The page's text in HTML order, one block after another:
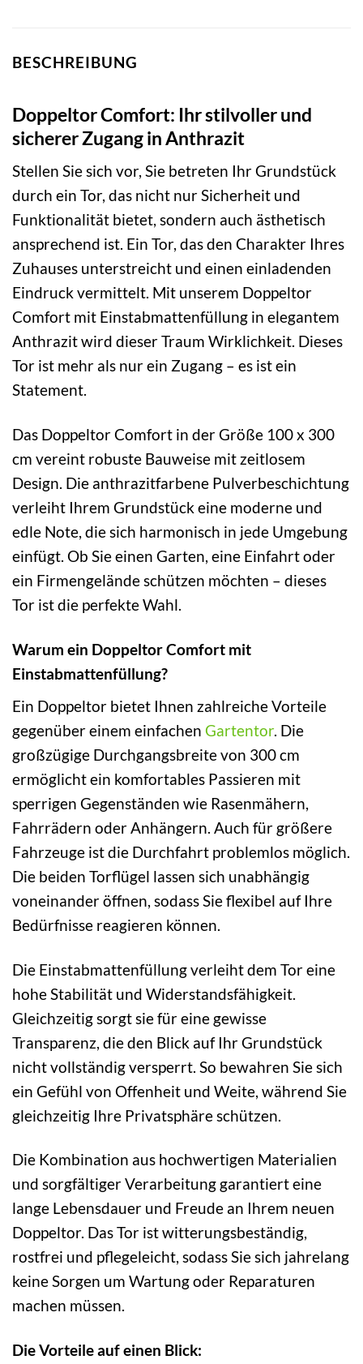
BESCHREIBUNG
Doppeltor Comfort: Ihr stilvoller und
sicherer Zugang in Anthrazit
Stellen Sie sich vor, Sie betreten Ihr Grundstück
durch ein Tor, das nicht nur Sicherheit und
Funktionalität bietet, sondern auch ästhetisch
ansprechend ist. Ein Tor, das den Charakter Ihres
Zuhauses unterstreicht und einen einladenden
Eindruck vermittelt. Mit unserem Doppeltor
Comfort mit Einstabmattenfüllung in elegantem
Anthrazit wird dieser Traum Wirklichkeit. Dieses
Tor ist mehr als nur ein Zugang – es ist ein
Statement.
Das Doppeltor Comfort in der Größe 100 x 300
cm vereint robuste Bauweise mit zeitlosem
Design. Die anthrazitfarbene Pulverbeschichtung
verleiht Ihrem Grundstück eine moderne und
edle Note, die sich harmonisch in jede Umgebung
einfügt. Ob Sie einen Garten, eine Einfahrt oder
ein Firmengelände schützen möchten – dieses
Tor ist die perfekte Wahl.
Warum ein Doppeltor Comfort mit
Einstabmattenfüllung?
Ein Doppeltor bietet Ihnen zahlreiche Vorteile
gegenüber einem einfachen Gartentor. Die
großzügige Durchgangsbreite von 300 cm
ermöglicht ein komfortables Passieren mit
sperrigen Gegenständen wie Rasenmähern,
Fahrrädern oder Anhängern. Auch für größere
Fahrzeuge ist die Durchfahrt problemlos möglich.
Die beiden Torflügel lassen sich unabhängig
voneinander öffnen, sodass Sie flexibel auf Ihre
Bedürfnisse reagieren können.
Die Einstabmattenfüllung verleiht dem Tor eine
hohe Stabilität und Widerstandsfähigkeit.
Gleichzeitig sorgt sie für eine gewisse
Transparenz, die den Blick auf Ihr Grundstück
nicht vollständig versperrt. So bewahren Sie sich
ein Gefühl von Offenheit und Weite, während Sie
gleichzeitig Ihre Privatsphäre schützen.
Die Kombination aus hochwertigen Materialien
und sorgfältiger Verarbeitung garantiert eine
lange Lebensdauer und Freude an Ihrem neuen
Doppeltor. Das Tor ist witterungsbeständig,
rostfrei und pflegeleicht, sodass Sie sich jahrelang
keine Sorgen um Wartung oder Reparaturen
machen müssen.
Die Vorteile auf einen Blick: